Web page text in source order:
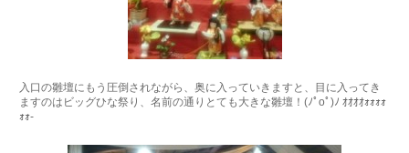
入口の雛壇にもう圧倒されながら、奥に入っていきますと、目に入ってき
ますのはビッグひな祭り、名前の通りとても大きな雛壇！(ﾉﾟοﾟ)ﾉ ｵｵｵｵｫｫｫｫ
ｫｫ-